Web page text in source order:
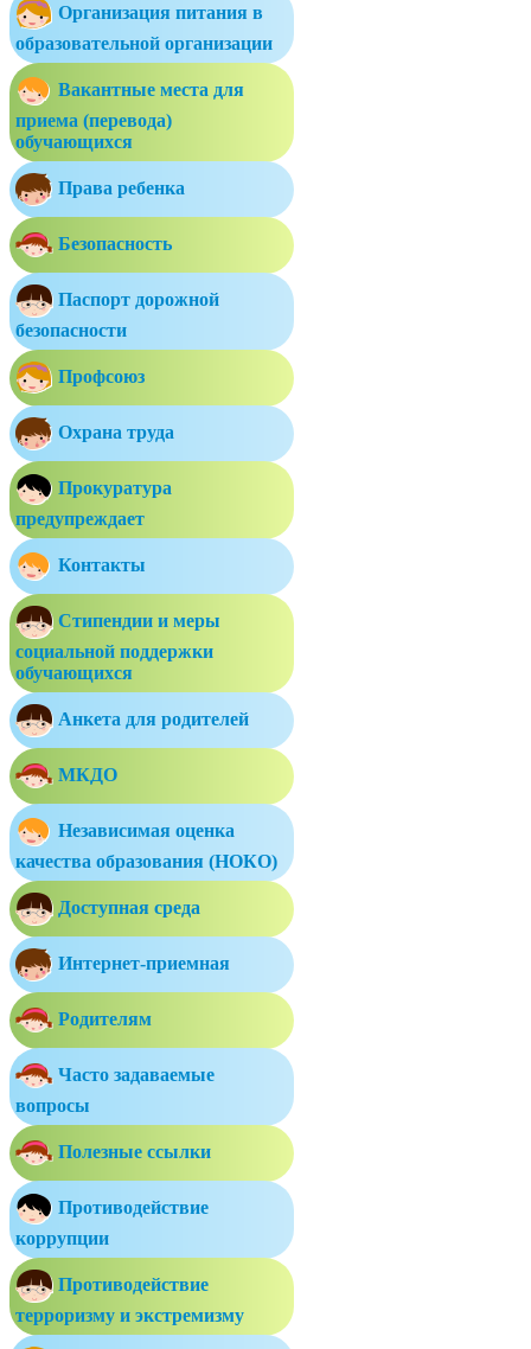
Организация питания в
образовательной организации
Вакантные места для
приема (перевода)
обучающихся
Права ребенка
Безопасность
Паспорт дорожной
безопасности
Профсоюз
Охрана труда
Прокуратура
предупреждает
Контакты
Стипендии и меры
социальной поддержки
обучающихся
Анкета для родителей
МКДО
Независимая оценка
качества образования (НОКО)
Доступная среда
Интернет-приемная
Родителям
Часто задаваемые
вопросы
Полезные ссылки
Противодействие
коррупции
Противодействие
терроризму и экстремизму